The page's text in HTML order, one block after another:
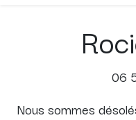
06
Nous sommes